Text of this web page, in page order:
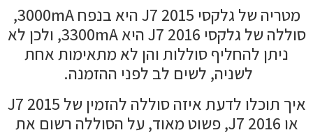
מטריה של גלקסי J7 2015 היא בנפח 3000mA,
סוללה של גלקסי J7 2016 היא 3300mA, ולכן לא
ניתן להחליף סוללות והן לא מתאימות אחת
לשניה, לשים לב לפני ההזמנה.
איך תוכלו לדעת איזה סוללה להזמין של J7 2015
או J7 2016, פשוט מאוד, על הסוללה רשום את